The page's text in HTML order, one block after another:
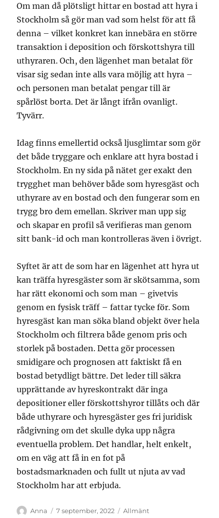
Om man då plötsligt hittar en bostad att hyra i
Stockholm så gör man vad som helst för att få
denna – vilket konkret kan innebära en större
transaktion i deposition och förskottshyra till
uthyraren. Och, den lägenhet man betalat för
visar sig sedan inte alls vara möjlig att hyra –
och personen man betalat pengar till är
spårlöst borta. Det är långt ifrån ovanligt.
Tyvärr.
Idag finns emellertid också ljusglimtar som gör
det både tryggare och enklare att hyra bostad i
Stockholm. En ny sida på nätet ger exakt den
trygghet man behöver både som hyresgäst och
uthyrare av en bostad och den fungerar som en
trygg bro dem emellan. Skriver man upp sig
och skapar en profil så verifieras man genom
sitt bank-id och man kontrolleras även i övrigt.
Syftet är att de som har en lägenhet att hyra ut
kan träffa hyresgäster som är skötsamma, som
har rätt ekonomi och som man – givetvis
genom en fysisk träff – fattar tycke för. Som
hyresgäst kan man söka bland objekt över hela
Stockholm och filtrera både genom pris och
storlek på bostaden. Detta gör processen
smidigare och prognosen att faktiskt få en
bostad betydligt bättre. Det leder till säkra
upprättande av hyreskontrakt där inga
depositioner eller förskottshyror tillåts och där
både uthyrare och hyresgäster ges fri juridisk
rådgivning om det skulle dyka upp några
eventuella problem. Det handlar, helt enkelt,
om en väg att få in en fot på
bostadsmarknaden och fullt ut njuta av vad
Stockholm har att erbjuda.
Författare
Anna
Publicerat
7 september, 2022 Kategorier
Allmänt